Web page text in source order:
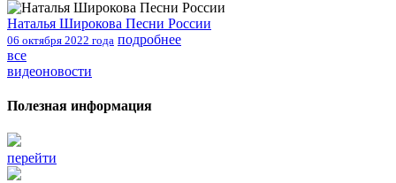
Наталья Широкова Песни России
06 октября 2022 года подробнее
все
видеоновости
Полезная информация
перейти